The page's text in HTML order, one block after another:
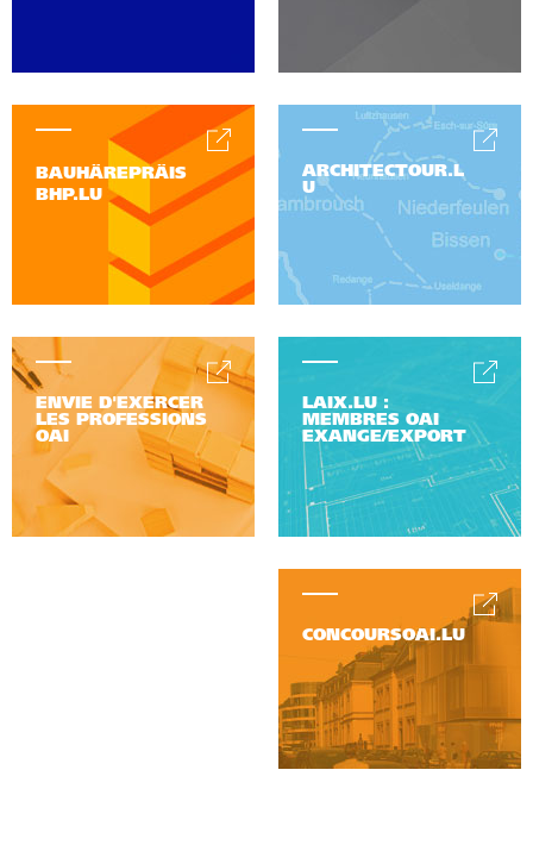
BAUHÄREPRÄIS
BHP.LU
ARCHITECTOUR.L
U
ENVIE D'EXERCER
LES PROFESSIONS
OAI
LAIX.LU :
MEMBRES OAI
EXANGE/EXPORT
CONCOURSOAI.LU